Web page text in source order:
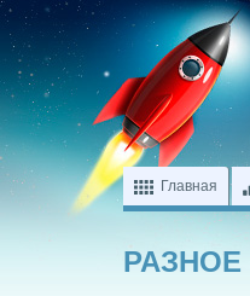
Главная
РАЗНОЕ